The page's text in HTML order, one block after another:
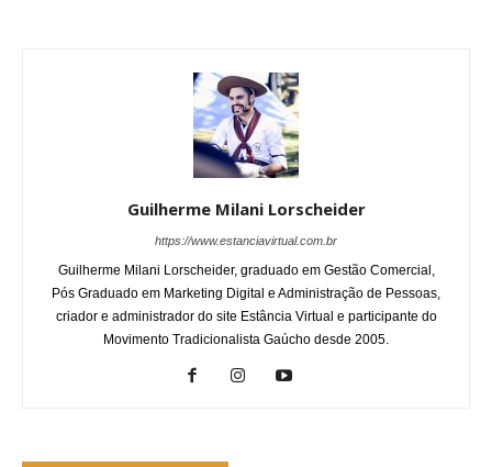
Guilherme Milani Lorscheider
https://www.estanciavirtual.com.br
Guilherme Milani Lorscheider, graduado em Gestão Comercial,
Pós Graduado em Marketing Digital e Administração de Pessoas,
criador e administrador do site Estância Virtual e participante do
Movimento Tradicionalista Gaúcho desde 2005.